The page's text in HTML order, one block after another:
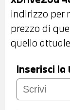
SENSORI DI
LINE -
NERA -
indirizzo per
prezzo di
quello
Inserisci la